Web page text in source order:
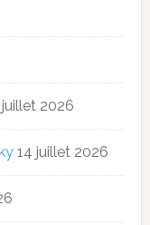
juillet 2026
14 juillet 2026